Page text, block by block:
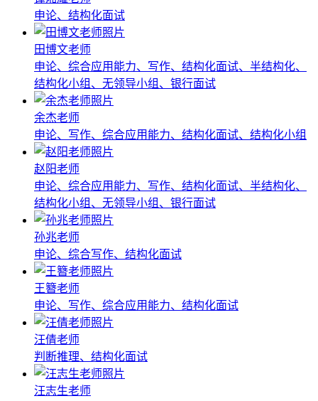
申论、结构化面试
田博文老师
申论、综合应用能力、写作、结构化面试、半结构化、
结构化小组、无领导小组、银行面试
余杰老师
申论、写作、综合应用能力、结构化面试、结构化小组
赵阳老师
申论、综合应用能力、写作、结构化面试、半结构化、
结构化小组、无领导小组、银行面试
孙兆老师
申论、综合写作、结构化面试
王簪老师
申论、写作、综合应用能力、结构化面试
汪倩老师
判断推理、结构化面试
汪志生老师